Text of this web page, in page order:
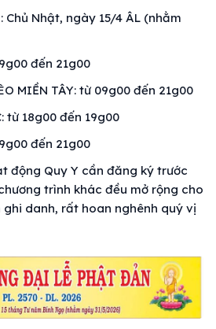
: Chủ Nhật, ngày 15/4 ÂL (nhằm
đến 21g00
MIỀN TÂY: từ 09g00 đến 21g00
18g00 đến 19g00
đến 21g00
động Quy Y cần đăng ký trước
trình khác đều mở rộng cho
danh, rất hoan nghênh quý vị